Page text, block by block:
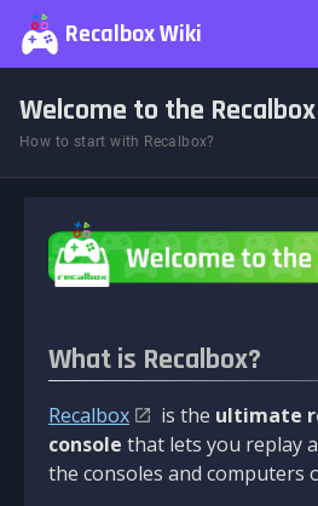
Recalbox Wiki
Welcome to the
How to start with Recalbox?
What is Recalbox?
Recalbox is the ultimate
console that lets you replay
the consoles and computers